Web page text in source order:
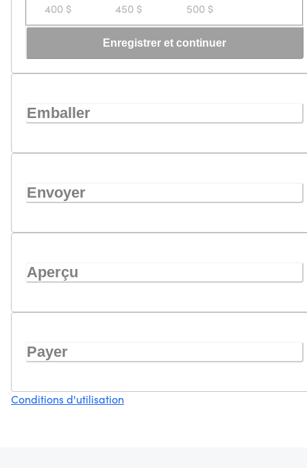
400 $ 450 $ 500 $
Enregistrer et continuer
Emballer
Envoyer
Aperçu
Payer
Conditions d'utilisation